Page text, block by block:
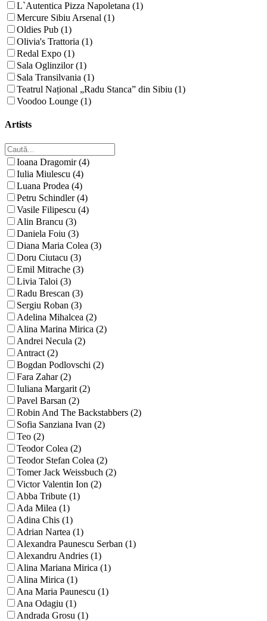
L`Autentica Pizza Napoletana (1)
Mercure Sibiu Arsenal (1)
Oldies Pub (1)
Olivia's Trattoria (1)
Redal Expo (1)
Sala Oglinzilor (1)
Sala Transilvania (1)
Teatrul Național „Radu Stanca” din Sibiu (1)
Voodoo Lounge (1)
Artists
Ioana Dragomir (4)
Iulia Miulescu (4)
Luana Prodea (4)
Petru Schindler (4)
Vasile Filipescu (4)
Alin Brancu (3)
Daniela Foiu (3)
Diana Maria Colea (3)
Doru Ciutacu (3)
Emil Mitrache (3)
Livia Taloi (3)
Radu Brescan (3)
Sergiu Roban (3)
Adelina Mihalcea (2)
Alina Marina Mirica (2)
Andrei Necula (2)
Antract (2)
Bogdan Podlovschi (2)
Fara Zahar (2)
Iuliana Margarit (2)
Pavel Barsan (2)
Robin And The Backstabbers (2)
Sofia Sanziana Ivan (2)
Teo (2)
Teodor Colea (2)
Teodor Stefan Colea (2)
Tomer Jack Weissbuch (2)
Victor Valentin Ion (2)
Abba Tribute (1)
Ada Milea (1)
Adina Chis (1)
Adrian Nartea (1)
Alexandra Paunescu Serban (1)
Alexandru Andries (1)
Alina Mariana Mirica (1)
Alina Mirica (1)
Ana Maria Paunescu (1)
Ana Odagiu (1)
Andrada Grosu (1)